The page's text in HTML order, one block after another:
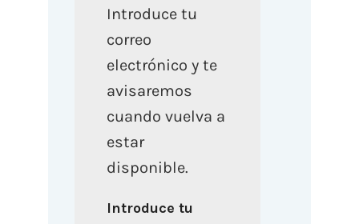
Introduce tu
correo
electrónico y te
avisaremos
cuando vuelva a
estar
disponible.
Introduce tu